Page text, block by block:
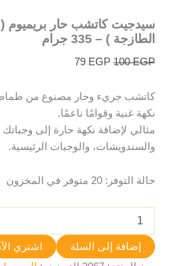
سيدجيت كاتشب حار
الطازجة ) – 335 جرام
100EGP
79 EGP
كاتشب جريء وحار مصنوع من
نكهة غنية وقوامًا ناعمًا.
مثالي لإضافة نكهة حارة إلى وجباتك
والسندويشات، والوجبات الرئيسية.
حالة التوفر: 20 متوفر في المخزون
إضافة إلى السلة
اشتري